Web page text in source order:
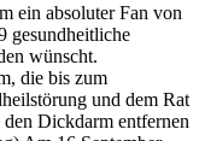
ein absoluter Fan von
gesundheitliche
wünscht.
die bis zum
und dem Rat
Dickdarm entfernen